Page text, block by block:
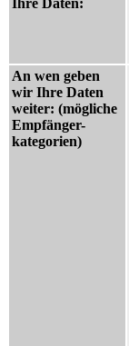
An wen geben
wir Ihre Daten
weiter: (mögliche
Empfänger-
kategorien)